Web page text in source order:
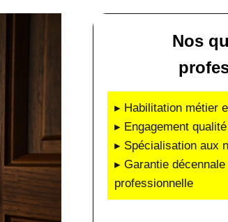
Nos
▸ Habilitation métier
▸ Engagement
▸ Spécialisation aux
▸ Garantie
professionnelle